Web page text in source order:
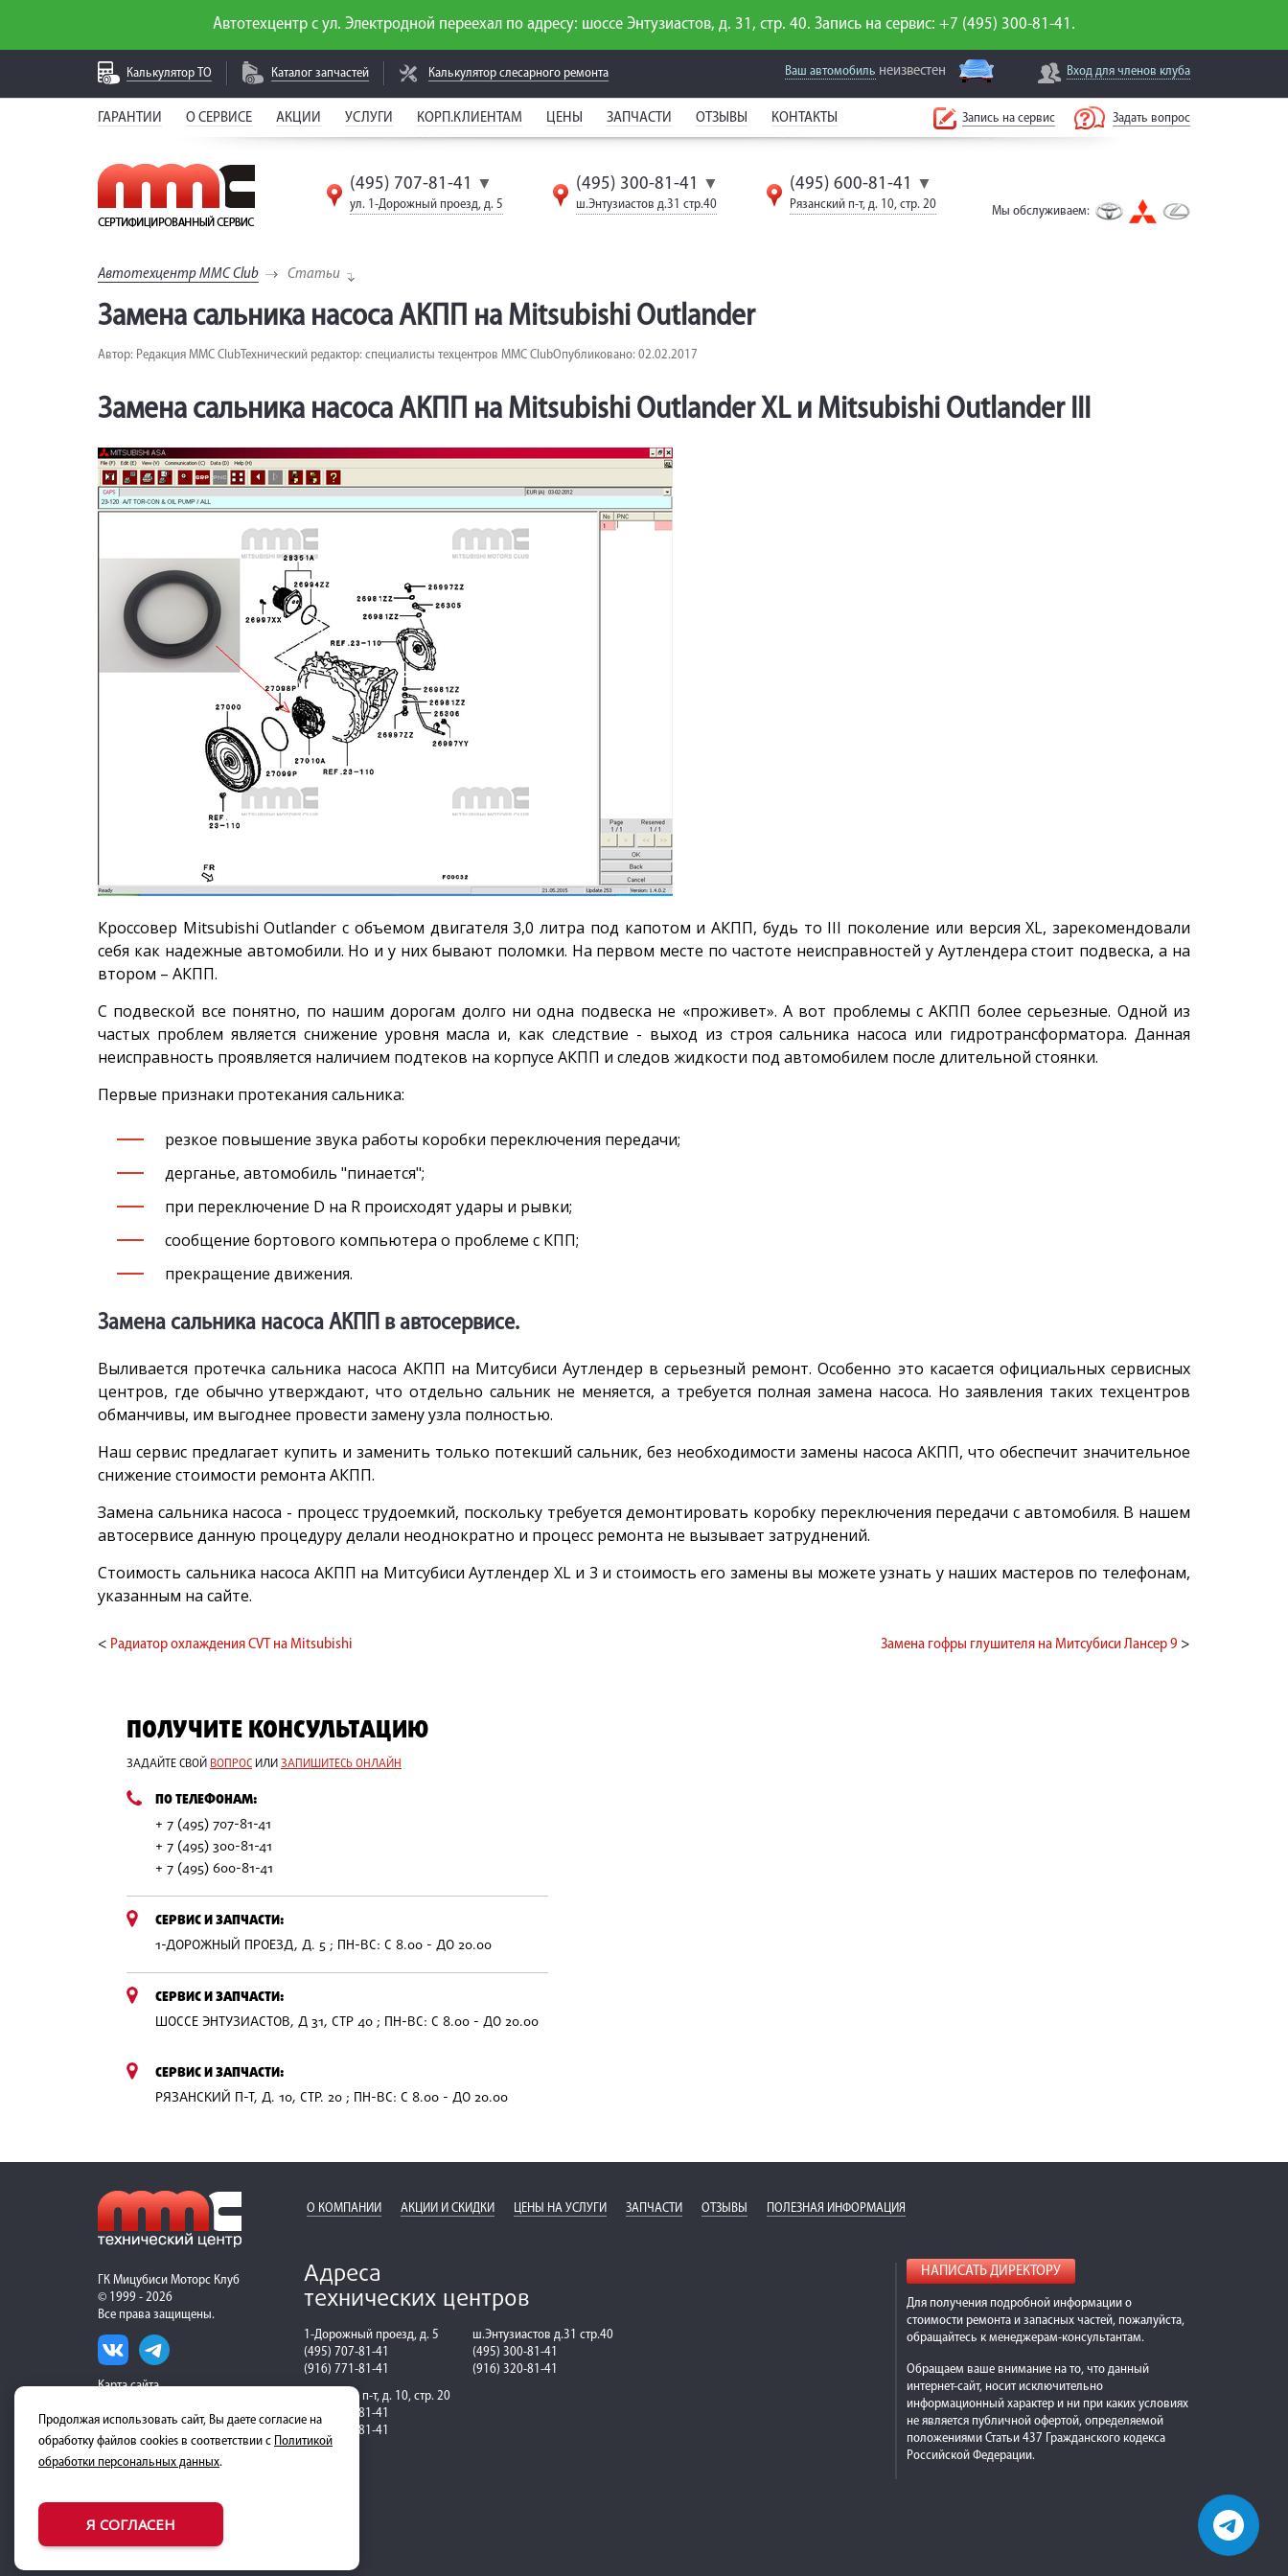
Автотехцентр с ул. Электродной переехал по адресу: шоссе Энтузиастов, д. 31, стр. 40. Запись на сервис: +7 (495) 300-81-41.
Калькулятор ТО Каталог запчастей Калькулятор слесарного ремонта Ваш автомобиль неизвестен Вход для членов клуба
ГАРАНТИИ О СЕРВИСЕ АКЦИИ УСЛУГИ КОРП.КЛИЕНТАМ ЦЕНЫ ЗАПЧАСТИ ОТЗЫВЫ КОНТАКТЫ Запись на сервис Задать вопрос
(495) 707-81-41 ▼
ул. 1-Дорожный проезд, д. 5
(495) 300-81-41 ▼
ш.Энтузиастов д.31 стр.40
(495) 600-81-41 ▼
Рязанский п-т, д. 10, стр. 20 Мы обслуживаем:
Автотехцентр MMC Club Статьи
Замена сальника насоса АКПП на Mitsubishi Outlander
Автор: Редакция MMC ClubТехнический редактор: специалисты техцентров MMC ClubОпубликовано: 02.02.2017
Замена сальника насоса АКПП на Mitsubishi Outlander XL и Mitsubishi Outlander III
Кроссовер Mitsubishi Outlander с объемом двигателя 3,0 литра под капотом и АКПП, будь то III поколение или версия XL, зарекомендовали
себя как надежные автомобили. Но и у них бывают поломки. На первом месте по частоте неисправностей у Аутлендера стоит подвеска, а на
втором – АКПП.
С подвеской все понятно, по нашим дорогам долго ни одна подвеска не «проживет». А вот проблемы с АКПП более серьезные. Одной из
частых проблем является снижение уровня масла и, как следствие - выход из строя сальника насоса или гидротрансформатора. Данная
неисправность проявляется наличием подтеков на корпусе АКПП и следов жидкости под автомобилем после длительной стоянки.
Первые признаки протекания сальника:
резкое повышение звука работы коробки переключения передачи;
дерганье, автомобиль "пинается";
при переключение D на R происходят удары и рывки;
сообщение бортового компьютера о проблеме с КПП;
прекращение движения.
Замена сальника насоса АКПП в автосервисе.
Выливается протечка сальника насоса АКПП на Митсубиси Аутлендер в серьезный ремонт. Особенно это касается официальных сервисных
центров, где обычно утверждают, что отдельно сальник не меняется, а требуется полная замена насоса. Но заявления таких техцентров
обманчивы, им выгоднее провести замену узла полностью.
Наш сервис предлагает купить и заменить только потекший сальник, без необходимости замены насоса АКПП, что обеспечит значительное
снижение стоимости ремонта АКПП.
Замена сальника насоса - процесс трудоемкий, поскольку требуется демонтировать коробку переключения передачи с автомобиля. В нашем
автосервисе данную процедуру делали неоднократно и процесс ремонта не вызывает затруднений.
Стоимость сальника насоса АКПП на Митсубиси Аутлендер XL и 3 и стоимость его замены вы можете узнать у наших мастеров по телефонам,
указанным на сайте.
< Радиатор охлаждения CVT на Mitsubishi Замена гофры глушителя на Митсубиси Лансер 9 >
ПОЛУЧИТЕ КОНСУЛЬТАЦИЮ
ЗАДАЙТЕ СВОЙВОПРОС ИЛИЗАПИШИТЕСЬ ОНЛАЙН
ПО ТЕЛЕФОНАМ:
+ 7 (495) 707-81-41
+ 7 (495) 300-81-41
+ 7 (495) 600-81-41
СЕРВИС И ЗАПЧАСТИ:
1-ДОРОЖНЫЙ ПРОЕЗД, Д. 5 ; ПН-ВС: С 8.00 - ДО 20.00
СЕРВИС И ЗАПЧАСТИ:
ШОССЕ ЭНТУЗИАСТОВ, Д 31, СТР 40 ; ПН-ВС: С 8.00 - ДО 20.00
СЕРВИС И ЗАПЧАСТИ:
РЯЗАНСКИЙ П-Т, Д. 10, СТР. 20 ; ПН-ВС: С 8.00 - ДО 20.00
О КОМПАНИИ АКЦИИ И СКИДКИ ЦЕНЫ НА УСЛУГИ ЗАПЧАСТИ ОТЗЫВЫ ПОЛЕЗНАЯ ИНФОРМАЦИЯ
ГК Мицубиси Моторс Клуб
© 1999 - 2026
Все права защищены.
Карта сайта
Адреса
технических центров
1-Дорожный проезд, д. 5
(495) 707-81-41
(916) 771-81-41
ш.Энтузиастов д.31 стр.40
(495) 300-81-41
(916) 320-81-41
Рязанский п-т, д. 10, стр. 20
(495) 600-81-41
(916) 324-81-41
НАПИСАТЬ ДИРЕКТОРУ
Для получения подробной информации о
стоимости ремонта и запасных частей, пожалуйста,
обращайтесь к менеджерам-консультантам.
Обращаем ваше внимание на то, что данный
интернет-сайт, носит исключительно
информационный характер и ни при каких условиях
не является публичной офертой, определяемой
положениями Статьи 437 Гражданского кодекса
Российской Федерации.
Продолжая использовать сайт, Вы даете согласие на
обработку файлов cookies в соответствии с Политикой
обработки персональных данных.
Я СОГЛАСЕН